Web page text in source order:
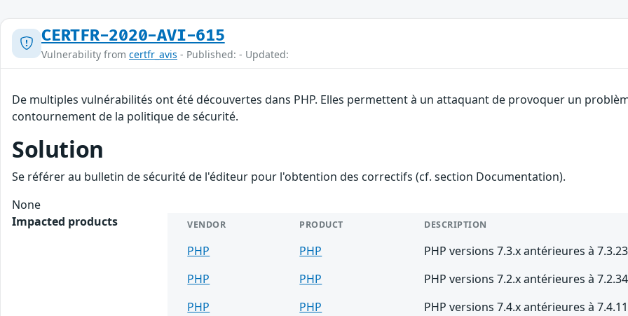
CERTFR-2020-AVI-615
Vulnerability from certfr_avis - Published: - Updated:
De multiples vulnérabilités ont été découvertes dans PHP. Elles permettent à un attaquant de provoquer un
contournement de la politique de sécurité.
Solution
Se référer au bulletin de sécurité de l'éditeur pour l'obtention des correctifs (cf. section Documentation).
None
Impacted products
VENDOR PRODUCT DESCRIPTION
PHP PHP
PHP versions 7.3.x antérieures à 7.3.23
PHP
PHP
PHP versions 7.2.x antérieures à 7.2.34
PHP
PHP PHP versions 7.4.x antérieures à 7.4.11